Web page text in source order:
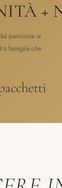
+
pancione ai
famiglia che